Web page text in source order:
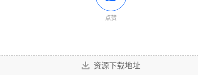
点赞
资源下载地址